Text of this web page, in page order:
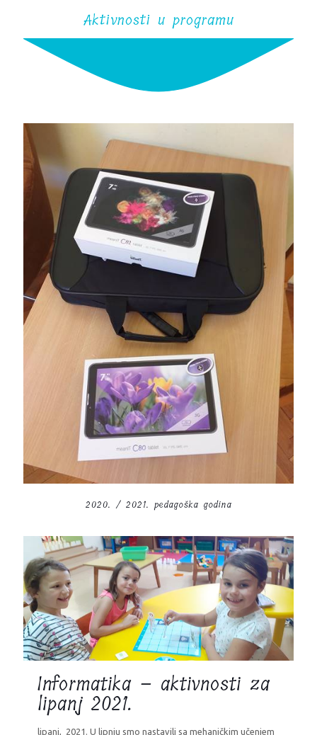
Aktivnosti u programu
2020. / 2021. pedagoška godina
Informatika – aktivnosti za
lipanj 2021.
lipanj, 2021. U lipnju smo nastavili sa mehaničkim učenjem